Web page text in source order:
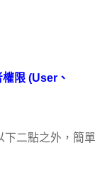
限 (User、
下二點之外，簡單